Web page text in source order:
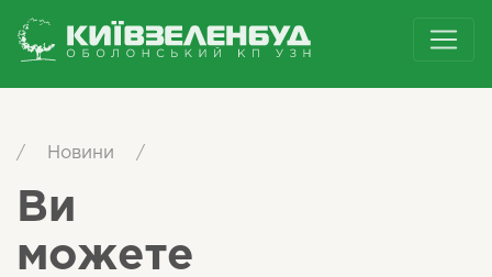
/ Новини /
Ви
можете